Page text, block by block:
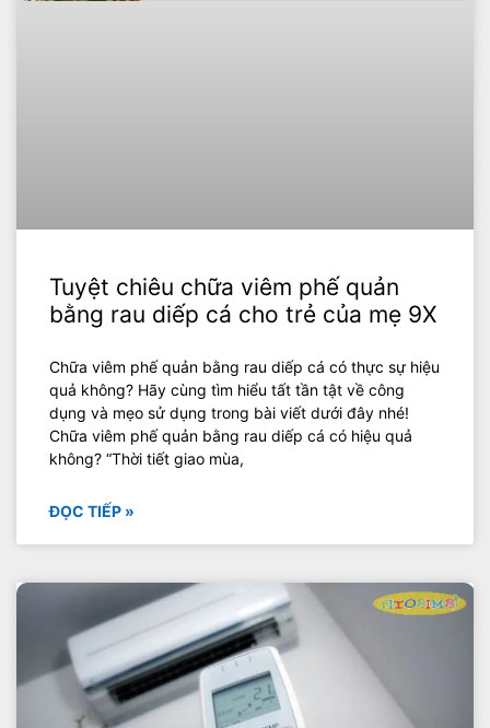
Tuyệt chiêu chữa viêm phế quản
bằng rau diếp cá cho trẻ của mẹ 9X
Chữa viêm phế quản bằng rau diếp cá có thực sự hiệu
quả không? Hãy cùng tìm hiểu tất tần tật về công
dụng và mẹo sử dụng trong bài viết dưới đây nhé!
Chữa viêm phế quản bằng rau diếp cá có hiệu quả
không? “Thời tiết giao mùa,
ĐỌC TIẾP »